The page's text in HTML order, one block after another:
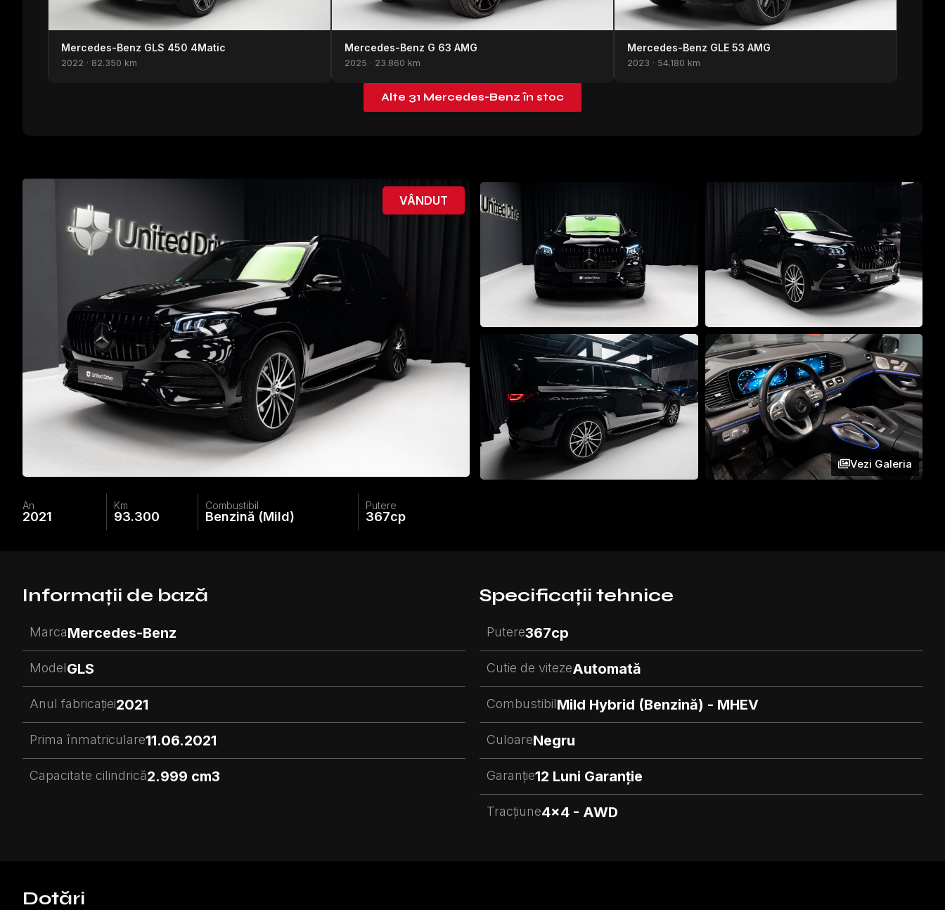
Mercedes-Benz GLS 450 4Matic
2022 · 82.350 km
Mercedes-Benz G 63 AMG
2025 · 23.860 km
Mercedes-Benz GLE 53 AMG
2023 · 54.180 km
Alte 31 Mercedes-Benz în stoc
VÂNDUT
Vezi Galeria
An
2021
Km
93.300
Combustibil
Benzină (Mild)
Putere
367cp
Informații de bază
MarcaMercedes-Benz
ModelGLS
Anul fabricației2021
Prima înmatriculare11.06.2021
Capacitate cilindrică2.999 cm3
Specificații tehnice
Putere367cp
Cutie de vitezeAutomată
CombustibilMild Hybrid (Benzină) - MHEV
CuloareNegru
Garanție12 Luni Garanție
Tracțiune4x4 - AWD
Dotări